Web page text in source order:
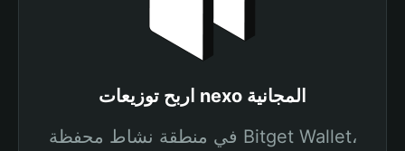
اربح توزيعات nexo المجانية
في منطقة نشاط محفظة Bitget Wallet،